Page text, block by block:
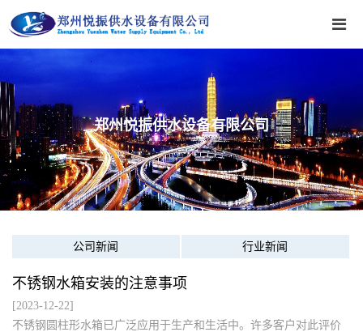
郑州悦振供水设备有限公司
公司新闻 行业新闻
不锈钢水箱安装的注意事项
[2023-12-22]
​不锈钢圆柱形水箱已广泛应用于生产和生活中。许多客户对此评价